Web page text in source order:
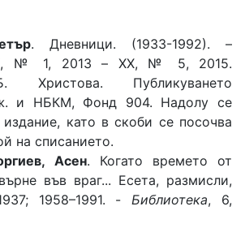
. Дневници. (1933-1992). –
№ 1, 2013 – ХХ, № 5, 2015.
Христова. Публикуването
и НБКМ, Фонд 904. Надолу се
като в скоби се посочва
на списанието.
Асен. Когато времето от
във враг... Есета, размисли,
1958–1991. - Библиотека, 6,